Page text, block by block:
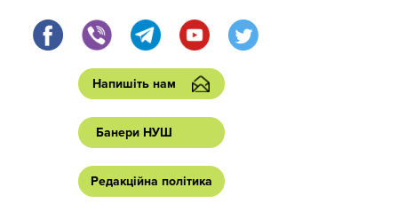
Напишіть нам
Банери НУШ
Редакційна політика